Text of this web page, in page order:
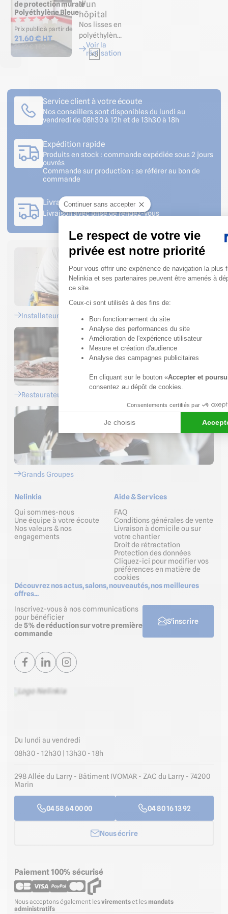
d'un
hôpital
Nos lisses en
polyéthylèn…
Voir la
réalisation
de protection murale
Polyéthylène Bleue
Prix public à partir de
21.60 € HT
25.92 € TTC
+3
Service client à votre écoute
Nos conseillers sont disponibles du lundi au
vendredi de 08h30 à 12h et de 13h30 à 18h
Expédition rapide
Produits en stock : commande expédiée sous 2 jours
ouvrés
Commande sur production : se référer au bon de
commande
Livraison sur votre chantier
Livraison avec prise de rendez-vous
Installateurs
Restaurateurs
Grands Groupes
Du lundi au vendredi
08h30 - 12h30 | 13h30 - 18h
298 Allée du Larry - Bâtiment IVOMAR - ZAC du Larry - 74200
Marin
04 58 64 00 00 04 80 16 13 92
Nous écrire
Nelinkia
Qui sommes-nous
Une équipe à votre écoute
Nos valeurs & nos
engagements
Aide & Services
FAQ
Conditions générales de vente
Livraison à domicile ou sur
votre chantier
Droit de rétractation
Protection des données
Cliquez-ici pour modifier vos
préférences en matière de
cookies
Découvrez nos actus, salons, nouveautés, nos meilleures
offres...
Inscrivez-vous à nos communications
pour bénéficier
de 5% de réduction sur votre première
commande
S'inscrire
Paiement 100% sécurisé
Nous acceptons également lesvirementset les mandats
administratifs
Continuer sans accepter
Le respect de votre vie
privée est notre priorité
Plateforme de Gestion du
Pour vous offrir une expérience de navigation la plus
Nelinkia et ses partenaires peuvent être amenés à
ce site.
Ceux-ci sont utilisés à des fins de:
Bon fonctionnement du site
Analyse des performances du site
Amélioration de l'expérience utilisateur
Mesure et création d'audience
Analyse des campagnes publicitaires
En cliquant sur le bouton «Accepter et
consentez au dépôt de cookies.
Consentements certifiés par
Je choisis
Axeptio consent